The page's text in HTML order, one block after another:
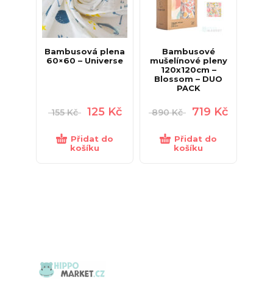
Bambusová plena
60×60 – Universe
155Kč 125 Kč
Přidat do
košíku
Bambusové
mušelínové pleny
120x120cm –
Blossom – DUO
PACK
890Kč 719 Kč
Přidat do
košíku